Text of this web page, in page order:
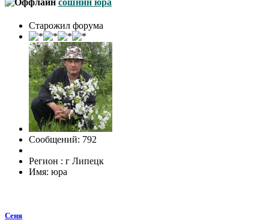
Старожил форума
Сообщений: 792
Регион : г Липецк
Имя: юра
Сеня